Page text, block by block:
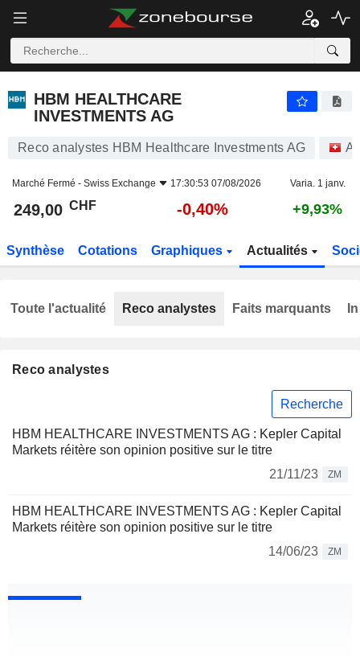
HBM HEALTHCARE
INVESTMENTS AG
Reco analystes HBM Healthcare Investments AG
Marché Fermé - Swiss Exchange 17:30:53 07/08/2026 Varia. 1 janv.
249,00 CHF -0,40% +9,93%
Synthèse Cotations Graphiques Actualités
Reco analystes
Recherche
HBM HEALTHCARE INVESTMENTS AG : Kepler Capital
Markets réitère son opinion positive sur le titre
21/11/23
ZM
HBM HEALTHCARE INVESTMENTS AG : Kepler Capital
Markets réitère son opinion positive sur le titre
14/06/23
ZM
Toute l'actualité Reco analystes Faits marquants